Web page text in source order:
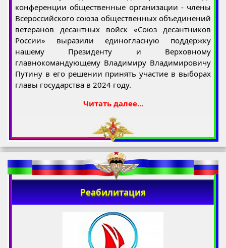
конференции общественные организации - члены
Всероссийского союза общественных объединений
ветеранов десантных войск «Союз десантников
России» выразили единогласную поддержку
нашему Президенту и Верховному
главнокомандующему Владимиру Владимировичу
Путину в его решении принять участие в выборах
главы государства в 2024 году.
Читать далее...
Реабилитация